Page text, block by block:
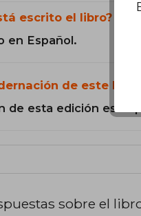
escrito el libro?
en Español.
de este libro?
de esta edición es
sobre el